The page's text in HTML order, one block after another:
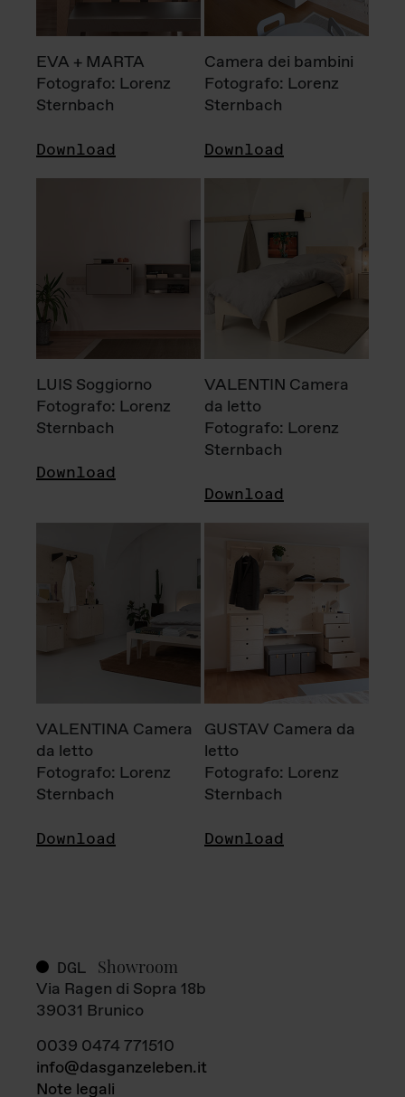
EVA + MARTA
Fotografo: Lorenz
Sternbach
Download
Camera dei bambini
Fotografo: Lorenz
Sternbach
Download
LUIS Soggiorno
Fotografo: Lorenz
Sternbach
Download
VALENTIN Camera
da letto
Fotografo: Lorenz
Sternbach
Download
VALENTINA Camera
da letto
Fotografo: Lorenz
Sternbach
Download
GUSTAV Camera da
letto
Fotografo: Lorenz
Sternbach
Download
DGL Showroom
Via Ragen di Sopra 18b
39031 Brunico
0039 0474 771510
info@dasganzeleben.it
Note legali